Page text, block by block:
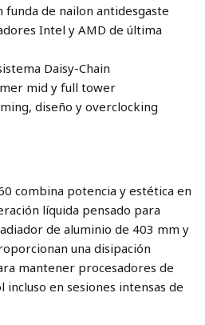
funda de nailon antidesgaste
Intel y AMD de última
Daisy-Chain
mid y full tower
diseño y overclocking
combina potencia y estética en
líquida pensado para
de aluminio de 403 mm y
una disipación
mantener procesadores de
en sesiones intensas de